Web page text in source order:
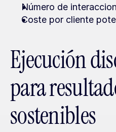
Número de
Coste por cliente
Ejecución
para
sostenibles